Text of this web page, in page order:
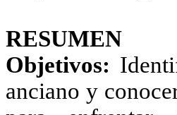
RESUMEN
Objetivos:
anciano y